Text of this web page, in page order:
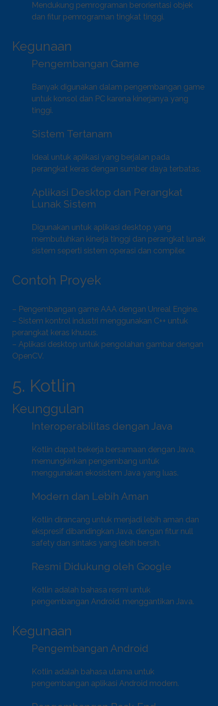
Mendukung pemrograman berorientasi objek
dan fitur pemrograman tingkat tinggi.
Kegunaan
Pengembangan Game
Banyak digunakan dalam pengembangan game
untuk konsol dan PC karena kinerjanya yang
tinggi.
Sistem Tertanam
Ideal untuk aplikasi yang berjalan pada
perangkat keras dengan sumber daya terbatas.
Aplikasi Desktop dan Perangkat
Lunak Sistem
Digunakan untuk aplikasi desktop yang
membutuhkan kinerja tinggi dan perangkat lunak
sistem seperti sistem operasi dan compiler.
Contoh Proyek
– Pengembangan game AAA dengan Unreal Engine.
– Sistem kontrol industri menggunakan C++ untuk
perangkat keras khusus.
– Aplikasi desktop untuk pengolahan gambar dengan
OpenCV.
5. Kotlin
Keunggulan
Interoperabilitas dengan Java
Kotlin dapat bekerja bersamaan dengan Java,
memungkinkan pengembang untuk
menggunakan ekosistem Java yang luas.
Modern dan Lebih Aman
Kotlin dirancang untuk menjadi lebih aman dan
ekspresif dibandingkan Java, dengan fitur null
safety dan sintaks yang lebih bersih.
Resmi Didukung oleh Google
Kotlin adalah bahasa resmi untuk
pengembangan Android, menggantikan Java.
Kegunaan
Pengembangan Android
Kotlin adalah bahasa utama untuk
pengembangan aplikasi Android modern.